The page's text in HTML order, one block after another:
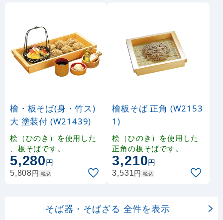
檜・板そば(身・竹ス)
大 塗装付 (W21439)
桧（ひのき）を使用した
、板そばです。
5,280円
5,808円 税込
檜板そば 正角 (W2153
1)
桧（ひのき）を使用した
正角の板そばです。
3,210円
3,531円 税込
そば器・そばざる 全件を表示